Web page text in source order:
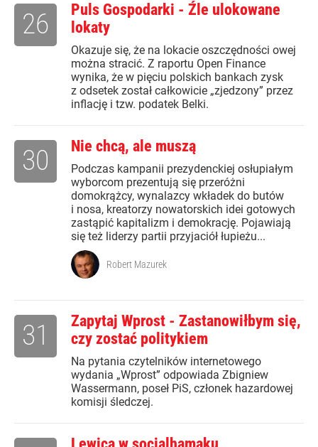
Puls Gospodarki - Źle ulokowane
lokaty
Okazuje się, że na lokacie oszczędności owej
można stracić. Z raportu Open Finance
wynika, że w pięciu polskich bankach zysk
z odsetek został całkowicie „zjedzony” przez
inflację i tzw. podatek Belki.
26
Nie chcą, ale muszą
Podczas kampanii prezydenckiej osłupiałym
wyborcom prezentują się przeróżni
domokrążcy, wynalazcy wkładek do butów
i nosa, kreatorzy nowatorskich idei gotowych
zastąpić kapitalizm i demokrację. Pojawiają
się też liderzy partii przyjaciół łupieżu...
30
Robert Mazurek
Zapytaj Wprost - Zastanowiłbym się,
czy zostać politykiem
Na pytania czytelników internetowego
wydania „Wprost” odpowiada Zbigniew
Wassermann, poseł PiS, członek hazardowej
komisji śledczej.
31